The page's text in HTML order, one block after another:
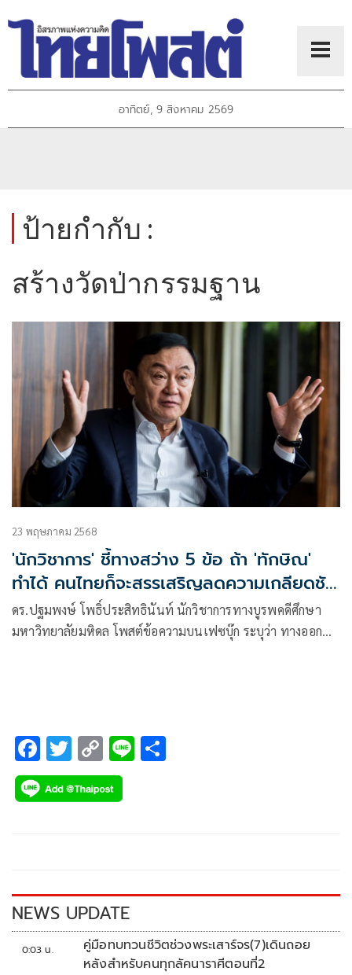
อาทิตย์, 9 สิงหาคม 2569
ป้ายกำกับ :
สร้างวัดป่ากรรมฐาน
23 พฤษภาคม 2568
'นักวิชาการ' ชี้ทางสว่าง 5 ข้อ ถ้า 'ทักษิณ'
ทำได้ คนไทยก็จะสรรเสริญลดความเกลียดชัง
ลง
ดร.ปฐมพงษ์ โพธิ์ประสิทธินันท์ นักวิชาการทางบูรพคดีศึกษา
มหาวิทยาลัยมหิดล โพสต์ข้อความบนเฟซบุ๊ก ระบุว่า ทางออก
F
ac
e
k
T
wi
tt
C
o
p
k
Li
NEWS UPDATE
0:03 น.
คู่มือทบทวนชีวิตช่วงพระเสาร์จร(7)เดินถอย
หลังสำหรับคนทุกลัคนาราศีตอนที่2